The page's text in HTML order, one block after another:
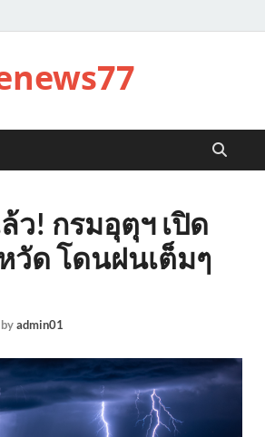
ว! กรมอุตุฯ เปิด
วัด โดนฝนเต็มๆ
byadmin01